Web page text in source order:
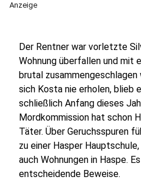
Anzeige
Der Rentner war vorletzte
Wohnung überfallen und mit
brutal
sich Kosta nie erholen, blieb
schließlich Anfang dieses
Mordkommission hat schon
Täter. Über Geruchsspuren
zu einer Hasper
auch Wohnungen in Haspe.
entscheidende Beweise.